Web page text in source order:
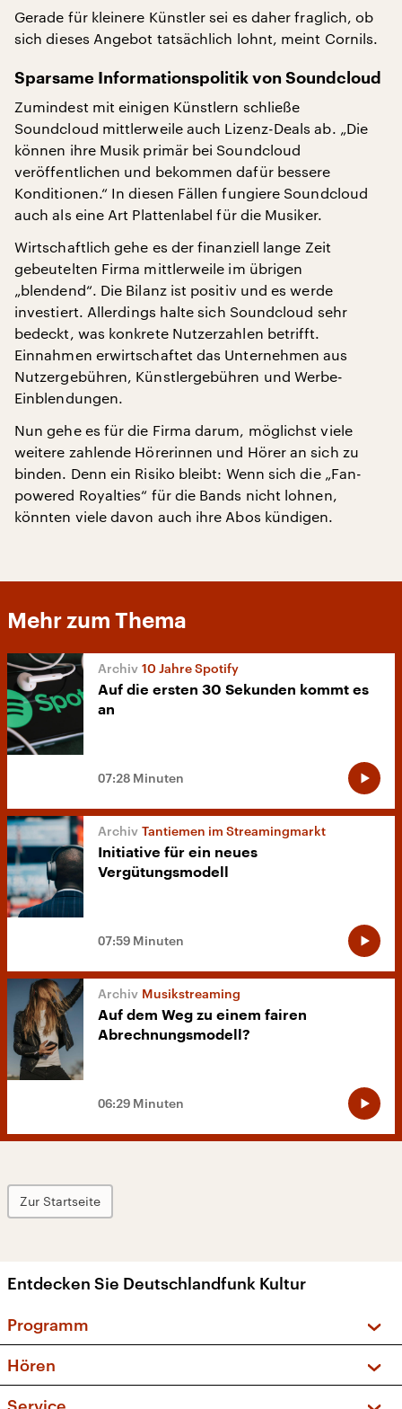
Gerade für kleinere Künstler sei es daher fraglich, ob
sich dieses Angebot tatsächlich lohnt, meint Cornils.
Sparsame Informationspolitik von Soundcloud
Zumindest mit einigen Künstlern schließe
Soundcloud mittlerweile auch Lizenz-Deals ab. „Die
können ihre Musik primär bei Soundcloud
veröffentlichen und bekommen dafür bessere
Konditionen.“ In diesen Fällen fungiere Soundcloud
auch als eine Art Plattenlabel für die Musiker.
Wirtschaftlich gehe es der finanziell lange Zeit
gebeutelten Firma mittlerweile im übrigen
„blendend“. Die Bilanz ist positiv und es werde
investiert. Allerdings halte sich Soundcloud sehr
bedeckt, was konkrete Nutzerzahlen betrifft.
Einnahmen erwirtschaftet das Unternehmen aus
Nutzergebühren, Künstlergebühren und Werbe-
Einblendungen.
Nun gehe es für die Firma darum, möglichst viele
weitere zahlende Hörerinnen und Hörer an sich zu
binden. Denn ein Risiko bleibt: Wenn sich die „Fan-
powered Royalties“ für die Bands nicht lohnen,
könnten viele davon auch ihre Abos kündigen.
Mehr zum Thema
10 Jahre Spotify
Auf die ersten 30 Sekunden kommt es
an
07:28 Minuten
Tantiemen im Streamingmarkt
Initiative für ein neues
Vergütungsmodell
07:59 Minuten
Musikstreaming
Auf dem Weg zu einem fairen
Abrechnungsmodell?
06:29 Minuten
Zur Startseite
Entdecken Sie Deutschlandfunk Kultur
Programm
Sendungen und Podcasts
Hören